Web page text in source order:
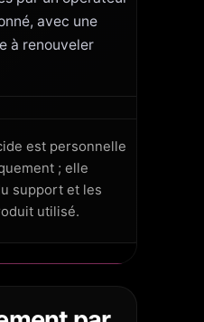
avec une
à renouveler
est personnelle
; elle
support et les
utilisé.